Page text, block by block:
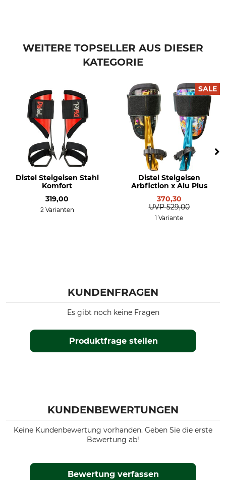
WEITERE TOPSELLER AUS DIESER
KATEGORIE
Distel Steigeisen Stahl
Komfort
319,00
2 Varianten
SALE
Distel Steigeisen
Arbfiction x Alu Plus
370,30
UVP 529,00
1 Variante
KUNDENFRAGEN
Produktfrage stellen
Es gibt noch keine Fragen
KUNDENBEWERTUNGEN
Keine Kundenbewertung vorhanden. Geben Sie die erste
Bewertung ab!
Bewertung verfassen